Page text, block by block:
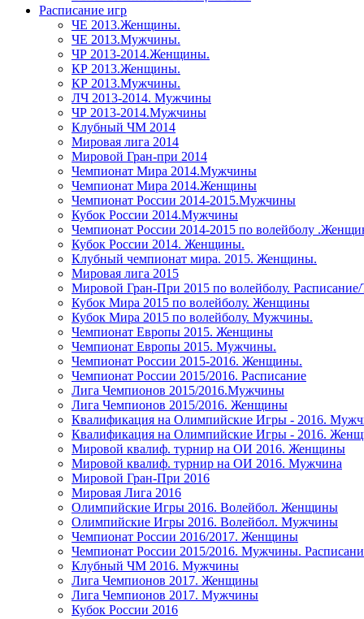
Расписание игр
ЧЕ 2013.Женщины.
ЧЕ 2013.Мужчины.
ЧР 2013-2014.Женщины.
КР 2013.Женщины.
КР 2013.Мужчины.
ЛЧ 2013-2014. Мужчины
ЧР 2013-2014.Мужчины
Клубный ЧМ 2014
Мировая лига 2014
Мировой Гран-при 2014
Чемпионат Мира 2014.Мужчины
Чемпионат Мира 2014.Женщины
Чемпионат России 2014-2015.Мужчины
Кубок России 2014.Мужчины
Чемпионат России 2014-2015 по волейболу
Кубок России 2014. Женщины.
Клубный чемпионат мира. 2015. Женщины.
Мировая лига 2015
Мировой Гран-При 2015 по волейболу.
Кубок Мира 2015 по волейболу. Женщины
Кубок Мира 2015 по волейболу. Мужчины.
Чемпионат Европы 2015. Женщины
Чемпионат Европы 2015. Мужчины.
Чемпионат России 2015-2016. Женщины.
Чемпионат России 2015/2016. Расписание
Лига Чемпионов 2015/2016.Мужчины
Лига Чемпионов 2015/2016. Женщины
Квалификация на Олимпийские Игры - 2016.
Квалификация на Олимпийские Игры - 2016.
Мировой квалиф. турнир на ОИ 2016. Женщины
Мировой квалиф. турнир на ОИ 2016. Мужчина
Мировой Гран-При 2016
Мировая Лига 2016
Олимпийские Игры 2016. Волейбол. Женщины
Олимпийские Игры 2016. Волейбол. Мужчины
Чемпионат России 2016/2017. Женщины
Чемпионат России 2015/2016. Мужчины.
Клубный ЧМ 2016. Мужчины
Лига Чемпионов 2017. Женщины
Лига Чемпионов 2017. Мужчины
Кубок России 2016